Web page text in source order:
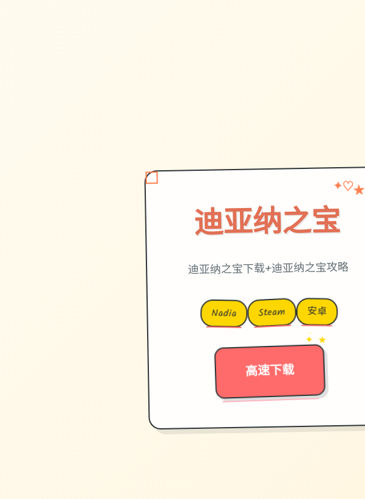
迪亚纳之宝
✦ ♡★
迪亚纳之宝下载+迪亚纳之宝攻略
Nadia Steam 安卓
高速下载
→
✦ ★